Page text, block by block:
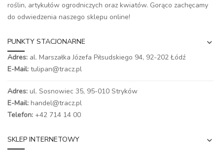
roślin, artykułów ogrodniczych oraz kwiatów. Gorąco zachęcamy
do odwiedzenia naszego sklepu online!
PUNKTY STACJONARNE
Adres: al. Marszałka Józefa Piłsudskiego 94, 92-202 Łódź
E-Mail: tulipan@tracz.pl
Adres: ul. Sosnowiec 35, 95-010 Stryków
E-Mail: handel@tracz.pl
Telefon: +42 714 14 00
SKLEP INTERNETOWY